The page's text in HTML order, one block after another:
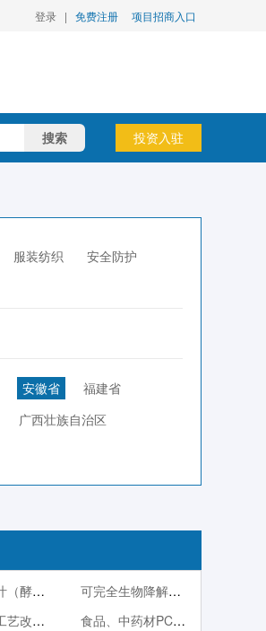
登录 | 免费注册 项目招商入口
搜索 投资入驻
服装纺织
安全防护
安徽省
福建省
广西壮族自治区
发酵果蔬汁（酵素）系列产品
可完全生物降解塑料PBS
白酒酿造工艺改良技术
食品、中药材PCR快检技术